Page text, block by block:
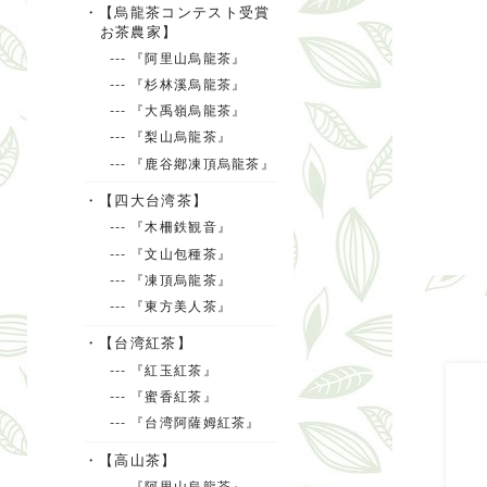
・【烏龍茶コンテスト受賞
お茶農家】
--- 『阿里山烏龍茶』
--- 『杉林溪烏龍茶』
--- 『大禹嶺烏龍茶』
--- 『梨山烏龍茶』
--- 『鹿谷鄕凍頂烏龍茶』
・【四大台湾茶】
--- 『木柵鉄観音』
--- 『文山包種茶』
--- 『凍頂烏龍茶』
--- 『東方美人茶』
・【台湾紅茶】
--- 『紅玉紅茶』
--- 『蜜香紅茶』
--- 『台湾阿薩姆紅茶』
・【高山茶】